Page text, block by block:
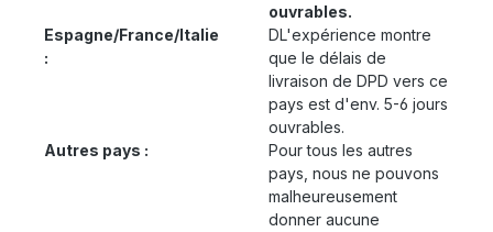
ouvrables.
Espagne/France/Italie
:
DL'expérience montre
que le délais de
livraison de DPD vers ce
pays est d'env. 5-6 jours
ouvrables.
Autres pays :
Pour tous les autres
pays, nous ne pouvons
malheureusement
donner aucune